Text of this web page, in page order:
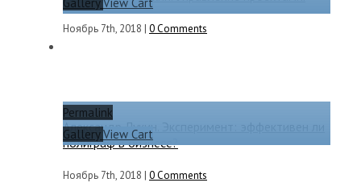
Ноябрь 7th, 2018 | 0 Comments
Permalink
GalleryView Cart
Александр Лукин. Эксперимент: эффективен ли
полиграф в бизнесе?
Ноябрь 7th, 2018 | 0 Comments